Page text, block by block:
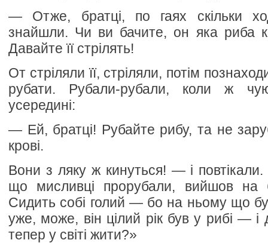
— Отже, братці, по гаях скільки
знайшли. Чи ви бачите, он яка риба
Давайте її стрілять!
От стріляли її, стріляли, потім
рубати. Рубали-рубали, коли ж
усередині:
— Ей, братці! Рубайте рибу, та не
крові.
Вони з ляку ж кинуться! — і повтікали.
що мисливці прорубали, вийшов на
Сидить собі голий — бо на ньому що
уже, може, він цілий рік був у рибі — і
тепер у світі жити?»